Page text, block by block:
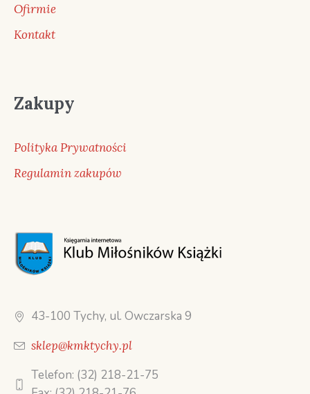
Ofirmie
Kontakt
Zakupy
Polityka Prywatności
Regulamin zakupów
43-100 Tychy, ul. Owczarska 9
sklep@kmktychy.pl
Telefon: (32) 218-21-75